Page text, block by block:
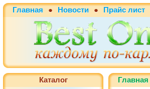
Главная ● Новости ● Прайс лист
Каталог Главная